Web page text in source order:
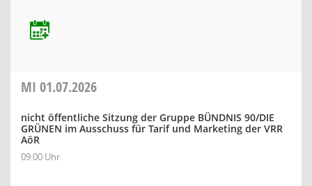
MI 01.07.2026
nicht öffentliche Sitzung der Gruppe BÜNDNIS 90/DIE
GRÜNEN im Ausschuss für Tarif und Marketing der VRR
AöR
09:00 Uhr